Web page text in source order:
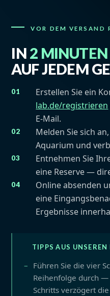
VOR DEM VERSAND
IN 2 MINUTEN
AUF JEDEM
Erstellen Sie ein
lab.de/registrieren
E-Mail.
Melden Sie sich
Aquarium und
Entnehmen Sie
eine Reserve —
Online absenden
eine
Ergebnisse
TIPPS AUS UNSEREN
Führen Sie die vier
Reihenfolge durch
Schritts verzögert